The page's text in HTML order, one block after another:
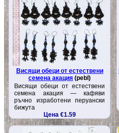
Висящи обеци от естествени
семена акация (pebl)
Висящи обеци от естествени
семена акация — кафяви
ръчно изработени перуански
бижута
Цена €1.59